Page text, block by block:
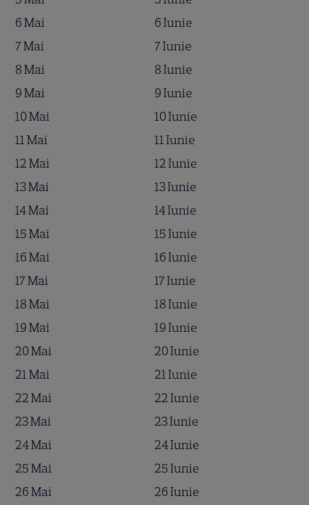
6 Mai
7 Mai
8 Mai
9 Mai
10 Mai
11 Mai
12 Mai
13 Mai
14 Mai
15 Mai
16 Mai
17 Mai
18 Mai
19 Mai
20 Mai
21 Mai
22 Mai
23 Mai
24 Mai
25 Mai
26 Mai
6 Iunie
7 Iunie
8 Iunie
9 Iunie
10 Iunie
11 Iunie
12 Iunie
13 Iunie
14 Iunie
15 Iunie
16 Iunie
17 Iunie
18 Iunie
19 Iunie
20 Iunie
21 Iunie
22 Iunie
23 Iunie
24 Iunie
25 Iunie
26 Iunie